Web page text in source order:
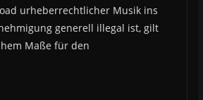
urheberrechtlicher Musik ins
generell illegal ist, gilt
Maße für den